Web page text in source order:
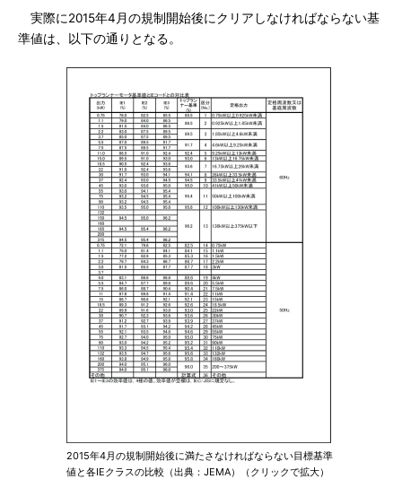
実際に2015年4月の規制開始後にクリアしなければならない基
準値は、以下の通りとなる。
2015年4月の規制開始後に満たさなければならない目標基準
値と各IEクラスの比較（出典：JEMA）（クリックで拡大）